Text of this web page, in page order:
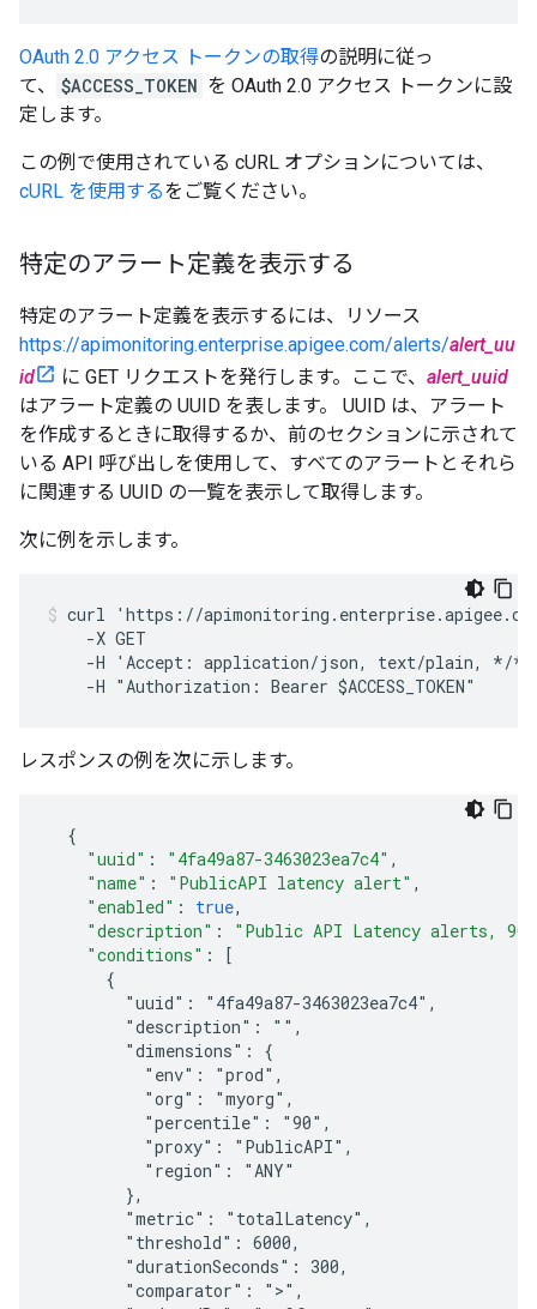
OAuth 2.0 アクセス トークンの取得の説明に従っ
て、
$ACCESS_TOKEN を OAuth 2.0 アクセス トークンに設
定します。
この例で使用されている cURL オプションについては、
cURL を使用するをご覧ください。
特定のアラート定義を表示する
特定のアラート定義を表示するには、リソース
https://apimonitoring.enterprise.apigee.com/alerts/alert_uu
id
に GET リクエストを発行します。ここで、 alert_uuid
はアラート定義の UUID を表します。 UUID は、アラート
を作成するときに取得するか、前のセクションに示されて
いる API 呼び出しを使用して、すべてのアラートとそれら
に関連する UUID の一覧を表示して取得します。
次に例を示します。
curl 'https://
    -X GET
    -H 'Accept: application/json, text/plain, */*'
レスポンスの例を次に示します。
{
"uuid" : "4fa49a87-3463023ea7c4" ,
"name" : "PublicAPI latency alert" ,
"enabled" : true,
"description" :
"Public API Latency alerts,
"conditions" :
[
      {
        "uuid": "4fa49a87-3463023ea7c4",
        "description": "",
        "dimensions": {
          "env": "prod",
          "org": "myorg",
          "percentile": "90",
          "proxy": "PublicAPI",
          "region": "ANY"
        },
        "metric": "totalLatency",
        "threshold": 6000,
        "durationSeconds": 300,
        "comparator": ">",